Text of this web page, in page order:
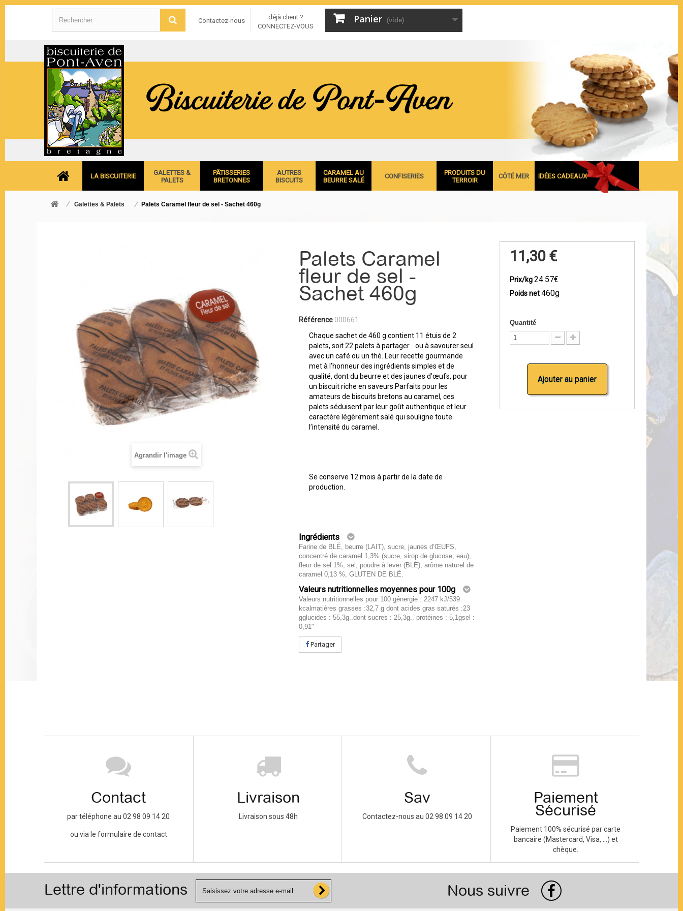
Contactez-nous
déjà client ?
CONNECTEZ-VOUS
Panier (vide)
LA BISCUITERIE
GALETTES &
PALETS
PÂTISSERIES
BRETONNES
AUTRES
BISCUITS
CARAMEL AU
BEURRE SALÉ
CONFISERIES
PRODUITS DU
TERROIR
CÔTÉ MER IDÉES CADEAUX
Galettes & Palets Palets Caramel fleur de sel - Sachet 460g
Agrandir l'image
Palets Caramel
fleur de sel -
Sachet 460g
Référence 000661
Chaque sachet de 460 g contient 11 étuis de 2
palets, soit 22 palets à partager… ou à savourer seul
avec un café ou un thé. Leur recette gourmande
met à l’honneur des ingrédients simples et de
qualité, dont du beurre et des jaunes d’œufs, pour
un biscuit riche en saveurs.Parfaits pour les
amateurs de biscuits bretons au caramel, ces
palets séduisent par leur goût authentique et leur
caractère légèrement salé qui souligne toute
l’intensité du caramel.
Se conserve 12 mois à partir de la date de
production.
Ingrédients
Farine de BLÉ, beurre (LAIT), sucre, jaunes d’ŒUFS,
concentré de caramel 1,3% (sucre, sirop de glucose, eau),
fleur de sel 1%, sel, poudre à lever (BLÉ), arôme naturel de
caramel 0,13 %, GLUTEN DE BLÉ.
Valeurs nutritionnelles moyennes pour 100g
Valeurs nutritionnelles pour 100 génergie : 2247 kJ/539
kcalmatières grasses :32,7 g dont acides gras saturés :23
gglucides : 55,3g..dont sucres : 25,3g.. protéines : 5,1gsel :
0,91"
Partager
11,30 €
Prix/kg24.57€
Poids net460g
Quantité
Ajouter au panier
Contact
par téléphone au 02 98 09 14 20
ou via le formulaire de contact
Livraison
Livraison sous 48h
Sav
Contactez-nous au 02 98 09 14 20
Paiement
Sécurisé
Paiement 100% sécurisé par carte
bancaire (Mastercard, Visa, ...) et
chèque.
Lettre d'informations Nous suivre